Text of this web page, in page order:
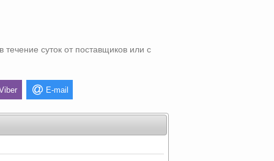
течение суток от поставщиков или с
E-mail